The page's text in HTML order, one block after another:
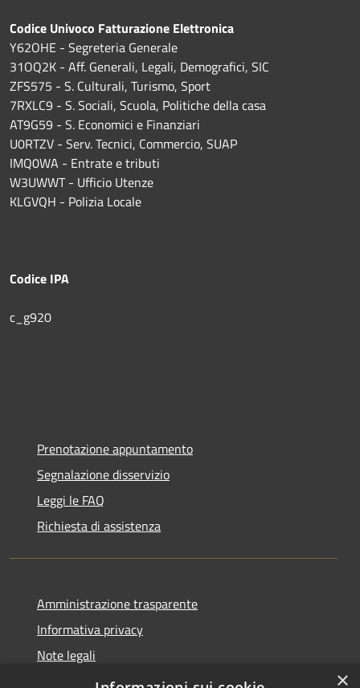
Codice Univoco Fatturazione Elettronica
Y62OHE - Segreteria Generale
31OQ2K - Aff. Generali, Legali, Demografici, SIC
ZFS575 - S. Culturali, Turismo, Sport
7RXLC9 - S. Sociali, Scuola, Politiche della casa
AT9G59 - S. Economici e Finanziari
U0RTZV - Serv. Tecnici, Commercio, SUAP
IMQ0WA - Entrate e tributi
W3UWWT - Ufficio Utenze
KLGVQH - Polizia Locale
Codice IPA
c_g920
Prenotazione appuntamento
Segnalazione disservizio
Leggi le FAQ
Richiesta di assistenza
Amministrazione trasparente
Informativa privacy
Note legali
Dichiarazione di accessibilità
×